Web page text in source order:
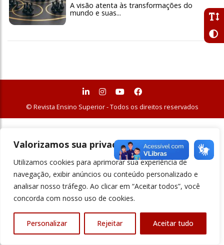
Valorizamos sua privacidade
Utilizamos cookies para aprimorar sua experiência de
navegação, exibir anúncios ou conteúdo personalizado e
analisar nosso tráfego. Ao clicar em “Aceitar todos”, você
concorda com nosso uso de cookies.
Personalizar Rejeitar Aceitar tudo
A visão atenta às transformações do
mundo e suas...
© Revista Ensino Superior - Todos os direitos reservados